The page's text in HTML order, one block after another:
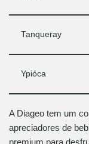
Tanqueray
Ypióca
A Diageo tem um
apreciadores de
premium para